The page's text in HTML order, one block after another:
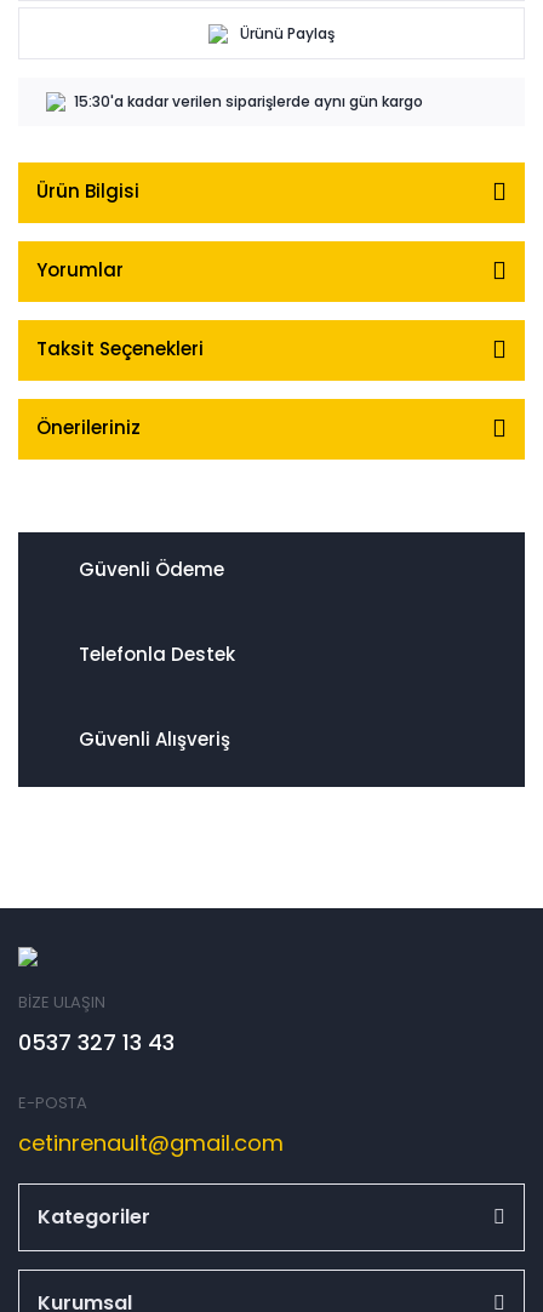
Ürünü Paylaş
15:30'a kadar verilen siparişlerde aynı gün kargo
Ürün Bilgisi
Yorumlar
Taksit Seçenekleri
Önerileriniz
Güvenli Ödeme
Telefonla Destek
Güvenli Alışveriş
BİZE ULAŞIN
0537 327 13 43
E-POSTA
cetinrenault@gmail.com
Kategoriler
Kurumsal